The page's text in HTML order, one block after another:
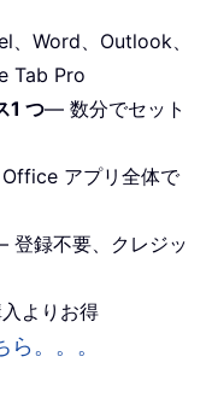
Word、Outlook、
Tab Pro
1 つ— 数分でセット
アプリ全体で
登録不要、クレジッ
よりお得
。。。